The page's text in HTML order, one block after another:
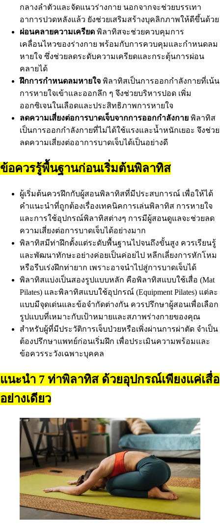
กลางลำตัวและจัดแนวร่างกาย นอกจากจะช่วยบรรเทา
อาการปวดหลังแล้ว ยังช่วยเสริมสร้างบุคลิกภาพให้ดีขึ้นด้วย
ผ่อนคลายความเครียด พิลาทิสจะช่วยควบคุมการ
เคลื่อนไหวของร่างกาย พร้อมกับการควบคุมและกำหนดลม
หายใจ ซึ่งช่วยลดระดับความเครียดและกระตุ้นการผ่อน
คลายได้
ฝึกการกำหนดลมหายใจ พิลาทิสเป็นการออกกำลังกายที่เน้น
การหายใจเข้าและออกลึก ๆ จึงช่วยบริหารปอด เพิ่ม
ออกซิเจนในเลือดและประสิทธิภาพการหายใจ
ลดความเสี่ยงต่อการบาดเจ็บจากการออกกำลังกาย พิลาทิส
เป็นการออกกำลังกายที่ไม่ได้ใช้แรงและน้ำหนักเยอะ จึงช่วย
ลดความเสี่ยงต่ออาการบาดเจ็บได้เป็นอย่างดี
ข้อควรรู้พื้นฐานก่อนเริ่มต้นพิลาทิส
ผู้เริ่มต้นควรฝึกกับผู้สอนพิลาทิสที่มีประสบการณ์ เพื่อให้ได้
คำแนะนำที่ถูกต้องเรื่องเทคนิคการเล่นพิลาทิส การหายใจ
และการใช้อุปกรณ์พิลาทิสต่างๆ การมีผู้สอนดูแลจะช่วยลด
ความเสี่ยงต่อการบาดเจ็บได้อย่างมาก
พิลาทิสมีท่าฝึกตั้งแต่ระดับพื้นฐานไปจนถึงขั้นสูง ควรเรียนรู้
และพัฒนาทักษะอย่างค่อยเป็นค่อยไป หลีกเลี่ยงการหักโหม
หรือรีบเร่งฝึกท่ายาก เพราะอาจนำไปสู่การบาดเจ็บได้
พิลาทิสแบ่งเป็นสองรูปแบบหลัก คือพิลาทิสแบบใช้เสื่อ (Mat
Pilates) และพิลาทิสแบบใช้อุปกรณ์ (Equipment Pilates) แต่ละ
แบบมีจุดเด่นและข้อจำกัดต่างกัน ควรปรึกษาผู้สอนเพื่อเลือก
รูปแบบที่เหมาะกับเป้าหมายและสภาพร่างกายของคุณ
สำหรับผู้ที่มีประวัติการเจ็บป่วยหรือเพิ่งผ่านการผ่าตัด จำเป็น
ต้องปรึกษาแพทย์ก่อนเริ่มฝึก เพื่อประเมินความพร้อมและ
ข้อควรระวังเฉพาะบุคคล
แนะนำ 7 ท่าพิลาทิส ด้วยอุปกรณ์เพียงแค่เสื่อ
อย่างเดียว